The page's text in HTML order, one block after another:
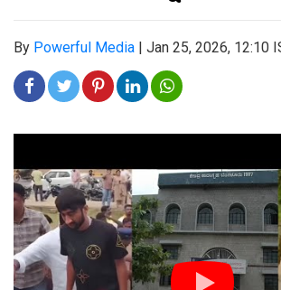
By Powerful Media | Jan 25, 2026, 12:10